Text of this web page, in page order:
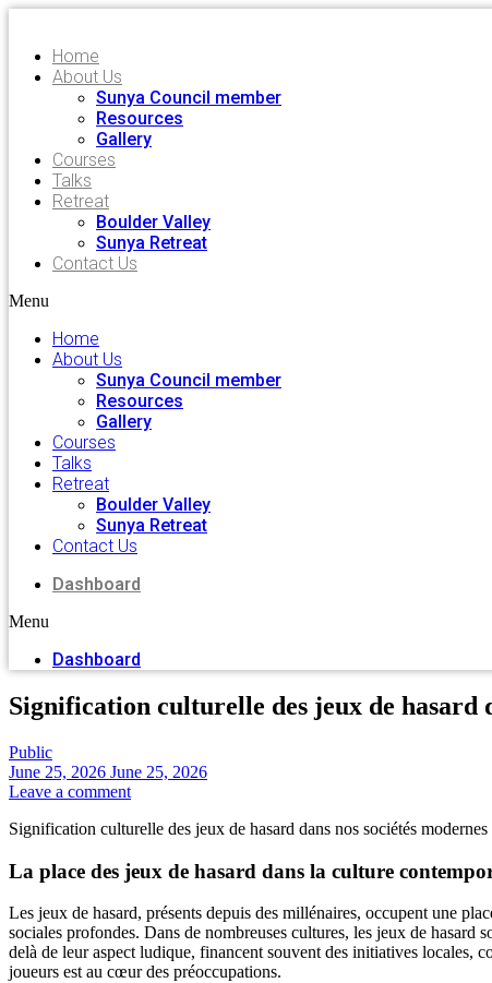
Home
About Us
Sunya Council member
Resources
Gallery
Courses
Talks
Retreat
Boulder Valley
Sunya Retreat
Contact Us
Menu
Home
About Us
Sunya Council member
Resources
Gallery
Courses
Talks
Retreat
Boulder Valley
Sunya Retreat
Contact Us
Dashboard
Menu
Dashboard
Signification culturelle des jeux de hasard
Public
June 25, 2026 June 25, 2026
Leave a comment
Signification culturelle des jeux de hasard dans nos sociétés modernes
La place des jeux de hasard dans la culture
Les jeux de hasard, présents depuis des millénaires, occupent une
sociales profondes. Dans de nombreuses cultures, les jeux de
delà de leur aspect ludique, financent souvent des initiatives locales,
joueurs est au cœur des préoccupations.